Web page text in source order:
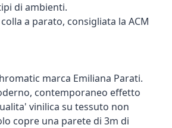
di ambienti.
a parato, consigliata la ACM
marca Emiliana Parati.
contemporaneo effetto
vinilica su tessuto non
copre una parete di 3m di